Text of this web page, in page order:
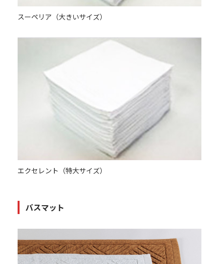
スーペリア（大きいサイズ）
エクセレント（特大サイズ）
バスマット